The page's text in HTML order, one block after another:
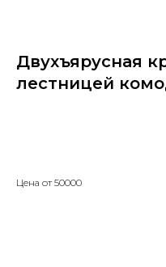
Двухъярусная
лестницей
Цена от 50000